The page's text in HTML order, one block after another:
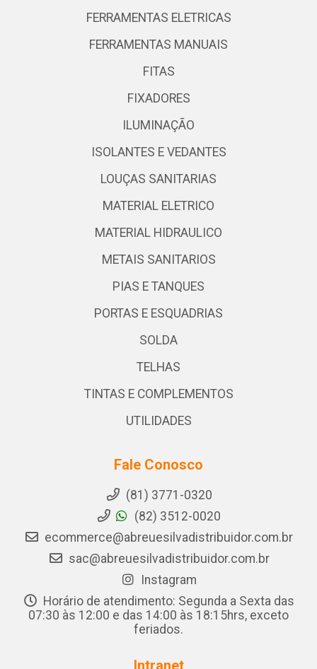
FERRAMENTAS ELETRICAS
FERRAMENTAS MANUAIS
FITAS
FIXADORES
ILUMINAÇÃO
ISOLANTES E VEDANTES
LOUÇAS SANITARIAS
MATERIAL ELETRICO
MATERIAL HIDRAULICO
METAIS SANITARIOS
PIAS E TANQUES
PORTAS E ESQUADRIAS
SOLDA
TELHAS
TINTAS E COMPLEMENTOS
UTILIDADES
Fale Conosco
(81) 3771-0320
(82) 3512-0020
ecommerce@abreuesilvadistribuidor.com.br
sac@abreuesilvadistribuidor.com.br
Instagram
Horário de atendimento: Segunda a Sexta das
07:30 às 12:00 e das 14:00 às 18:15hrs, exceto
feriados.
Intranet